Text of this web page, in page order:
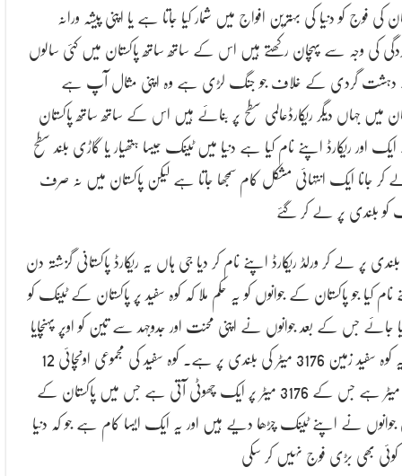
کی فوج کو دنیا کی بہترین افواج میں شمار کیا جاتا ہے یا اپنی پیشہ ورانہ
کی وجہ سے پہچان رکھتے ہیں اس کے ساتھ ساتھ پاکستان میں کئی سالوں
گردی کے خلاف جو جنگ لڑی ہے وہ اپنی مثال آپ ہے
میں جہاں دیگر ریکارڈعالمی سطح پر بنائے ہیں اس کے ساتھ ساتھ پاکستان
اور ریکارڈ اپنے نام کیا ہے دنیا میں ٹینک جیسا ہتھیار یا گاڑی بلند سطح
کر جانا ایک انتہائی مشکل کام سمجھا جاتا ہے لیکن پاکستان میں نہ صرف
کو بلندی پر لے کر گئے
پر لے کر ورلڈ ریکارڈ اپنے نام کر دیا جی ہاں یہ ریکارڈ پاکستانی گزشتہ دن
کیا جو پاکستان کے جوانوں کو یہ حکم ملا کہ کوہ سفید پر پاکستان کے ٹینک کو
جائے جس کے بعد جوانوں نے اپنی محنت اور جدوجہد سے تین کو اوپر پہنچایا
اور یہ کوہ سفید زمین 3176 میٹر کی بلندی پر ہے۔ کوہ سفید کی مجموعی اونچائی 12
ہزار میٹر ہے جس کے 3176 میٹر پر ایک چھوٹی آتی ہے جس میں پاکستان کے
جوانوں نے اپنے ٹینک چڑھا دیے ہیں اور یہ ایک ایسا کام ہے جو کہ دنیا
بھی بڑی فوج نہیں کر سکی